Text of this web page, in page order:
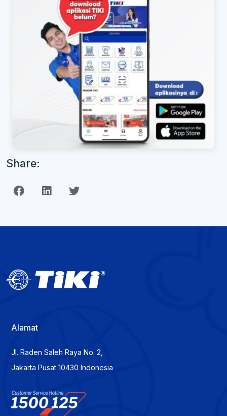
Share:
Alamat
Jl. Raden Saleh Raya No. 2,
Jakarta Pusat 10430 Indonesia